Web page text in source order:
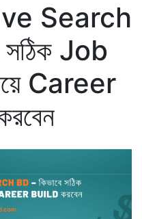
Search
সঠিক Job
Career